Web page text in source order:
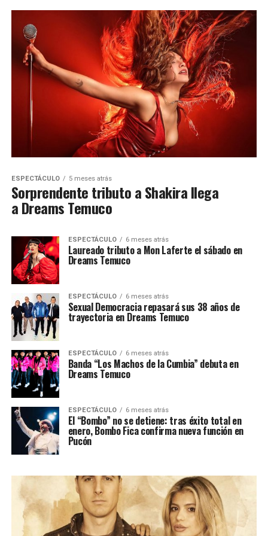
ESPECTÁCULO 5 meses atrás
Sorprendente tributo a Shakira llega
a Dreams Temuco
ESPECTÁCULO 6 meses atrás
Laureado tributo a Mon Laferte el sábado en
Dreams Temuco
ESPECTÁCULO 6 meses atrás
Sexual Democracia repasará sus 38 años de
trayectoria en Dreams Temuco
ESPECTÁCULO 6 meses atrás
Banda “Los Machos de la Cumbia” debuta en
Dreams Temuco
ESPECTÁCULO 6 meses atrás
El “Bombo” no se detiene: tras éxito total en
enero, Bombo Fica confirma nueva función en
Pucón